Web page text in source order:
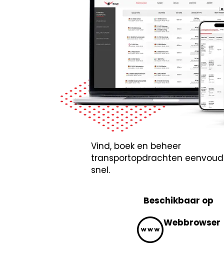
Vind, boek en beheer
transportopdrachten
snel.
Beschikbaar op
Webbrowser